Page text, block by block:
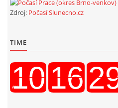
Zdroj: Počasí Slunecno.cz
TIME